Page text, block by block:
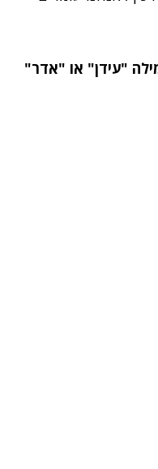
"עידן" או "אדר"